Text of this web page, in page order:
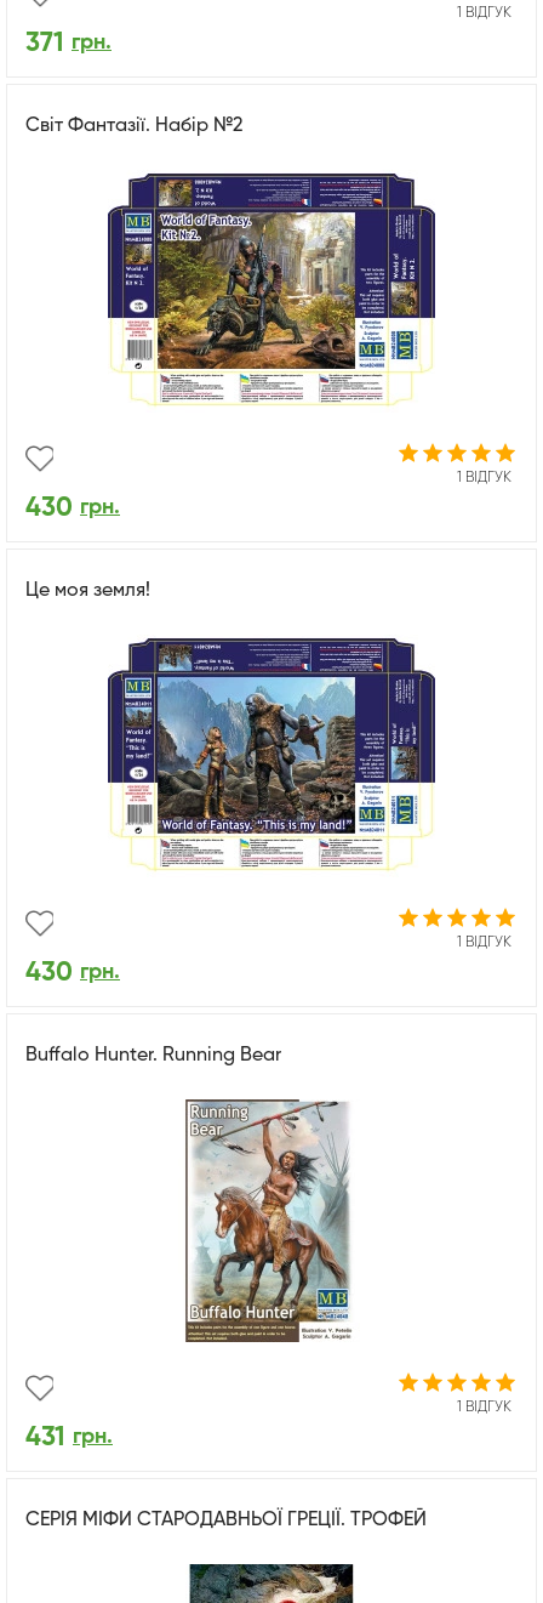
1 ВІДГУК
371 грн.
Світ Фантазії. Набір №2
1 ВІДГУК
430 грн.
Це моя земля!
1 ВІДГУК
430 грн.
Buffalo Hunter. Running Bear
1 ВІДГУК
431 грн.
СЕРІЯ МІФИ СТАРОДАВНЬОЇ ГРЕЦІЇ. ТРОФЕЙ